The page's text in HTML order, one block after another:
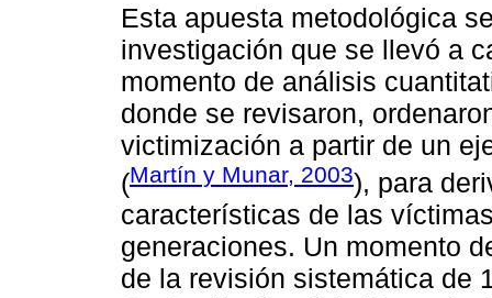
Esta apuesta metodológica
investigación que se llevó a
momento de análisis
donde se revisaron,
victimización a partir de un
(Martín y Munar, 2003), para
características de las
generaciones. Un momento
de la revisión sistemática de